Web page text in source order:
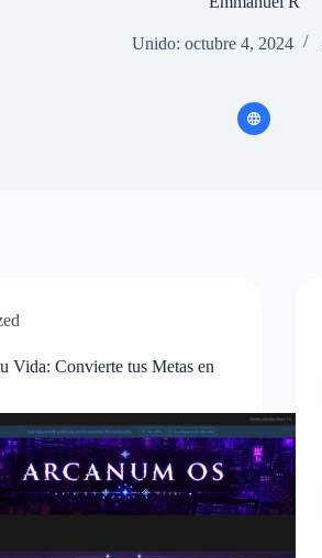
Unido: octubre 4, 2024
Vida: Convierte tus Metas en